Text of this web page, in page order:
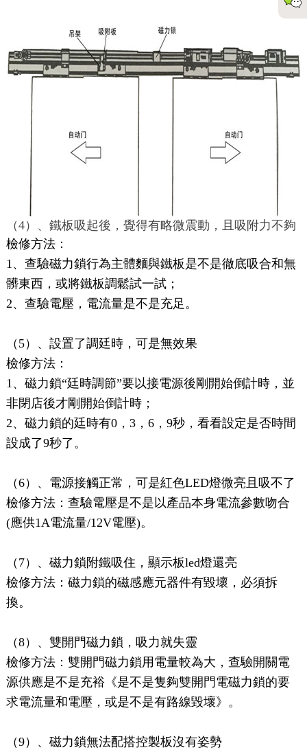
（4）、鐵板吸起後，覺得有略微震動，且吸附力不夠
檢修方法：
1、查驗磁力鎖行為主體麵與鐵板是不是徹底吸合和無
髒東西，或將鐵板調鬆試一試；
2、查驗電壓，電流量是不是充足。
（5）、設置了調廷時，可是無效果
檢修方法：
1、磁力鎖“廷時調節”要以接電源後剛開始倒計時，並
非閉店後才剛開始倒計時；
2、磁力鎖的廷時有0，3，6，9秒，看看設定是否時間
設成了9秒了。
（6）、電源接觸正常，可是紅色LED燈微亮且吸不了
檢修方法：查驗電壓是不是以產品本身電流參數吻合
(應供1A電流量/12V電壓)。
（7）、磁力鎖附鐵吸住，顯示板led燈還亮
檢修方法：磁力鎖的磁感應元器件有毀壞，必須拆
換。
（8）、雙開門磁力鎖，吸力就失靈
檢修方法：雙開門磁力鎖用電量較為大，查驗開關電
源供應是不是充裕《是不是隻夠雙開門電磁力鎖的要
求電流量和電壓，或是不是有路線毀壞》。
（9）、磁力鎖無法配搭控製板沒有姿勢